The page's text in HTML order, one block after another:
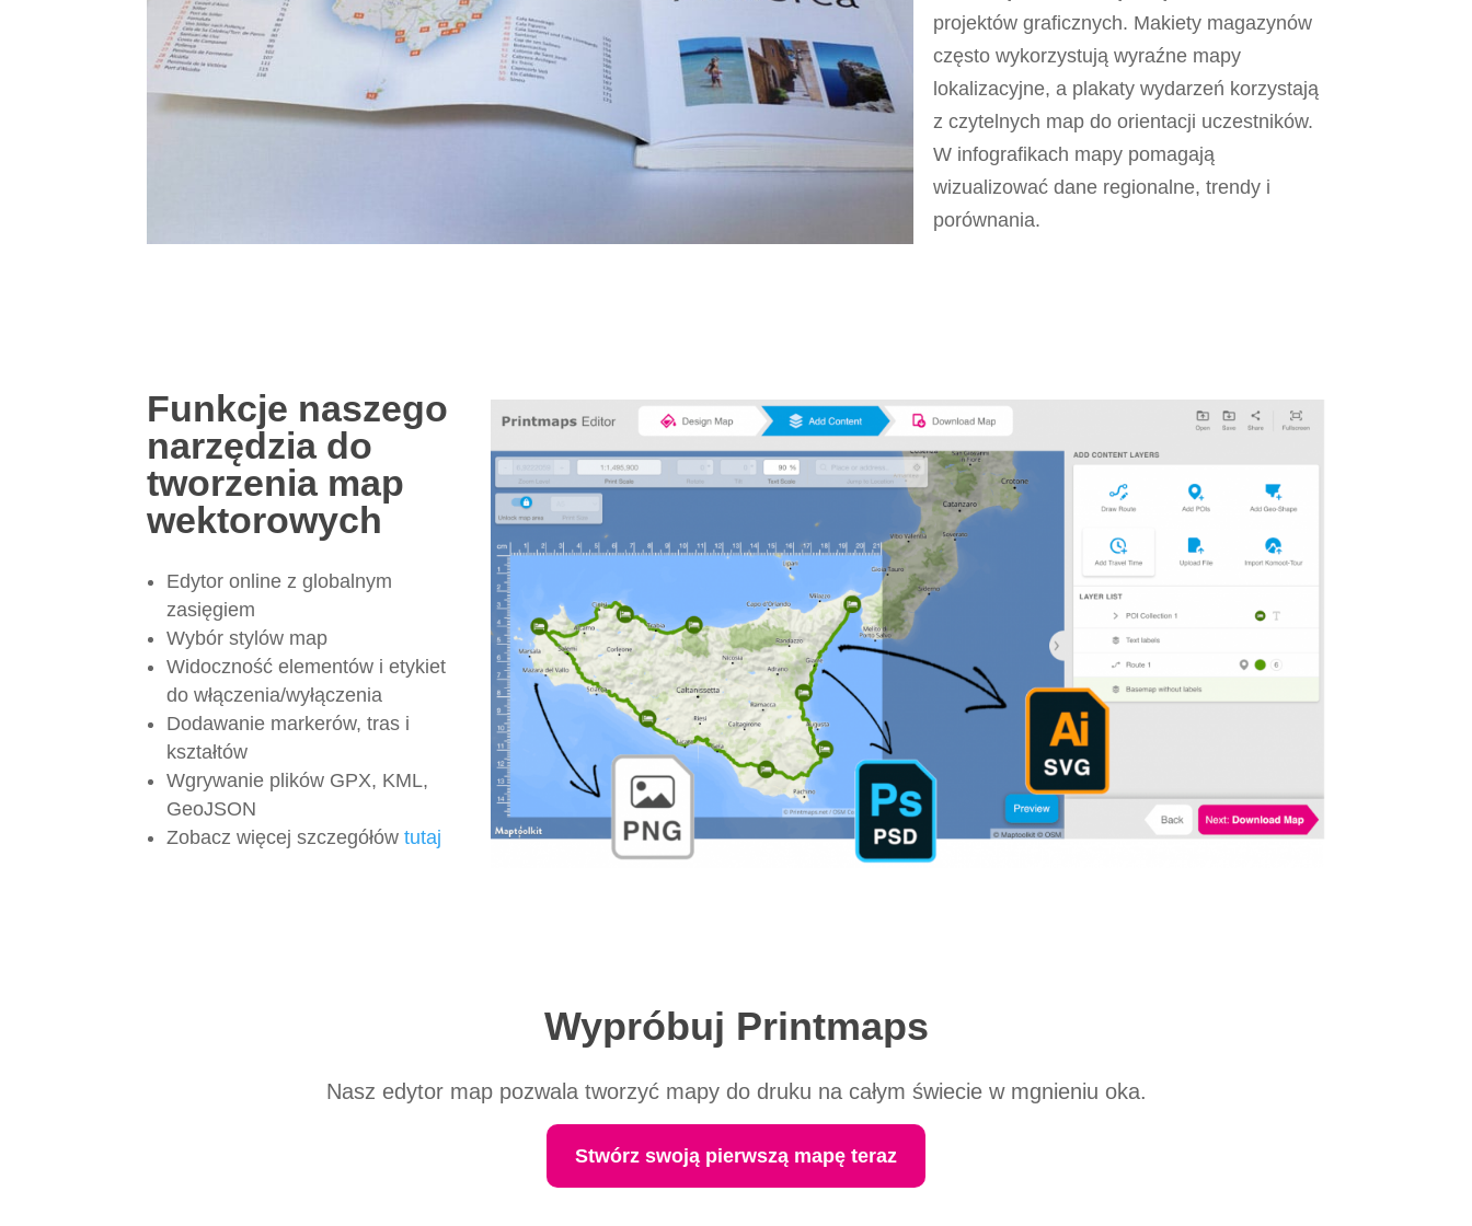
projektów graficznych. Makiety magazynów
często wykorzystują wyraźne mapy
lokalizacyjne, a plakaty wydarzeń korzystają
z czytelnych map do orientacji uczestników.
W infografikach mapy pomagają
wizualizować dane regionalne, trendy i
porównania.
Funkcje naszego
narzędzia do
tworzenia map
wektorowych
Edytor online z globalnym
zasięgiem
Wybór stylów map
Widoczność elementów i etykiet
do włączenia/wyłączenia
Dodawanie markerów, tras i
kształtów
Wgrywanie plików GPX, KML,
GeoJSON
Zobacz więcej szczegółówtutaj
Wypróbuj Printmaps
Nasz edytor map pozwala tworzyć mapy do druku na całym świecie w mgnieniu oka.
Stwórz swoją pierwszą mapę teraz